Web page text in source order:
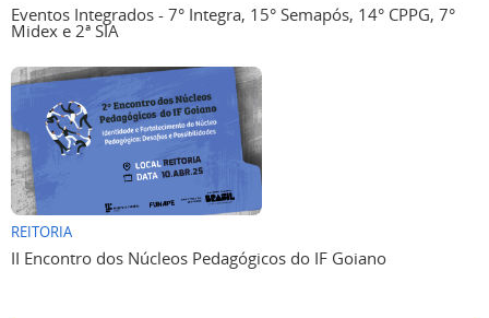
Eventos Integrados - 7° Integra, 15° Semapós, 14° CPPG, 7°
Midex e 2ª SIA
REITORIA
II Encontro dos Núcleos Pedagógicos do IF Goiano